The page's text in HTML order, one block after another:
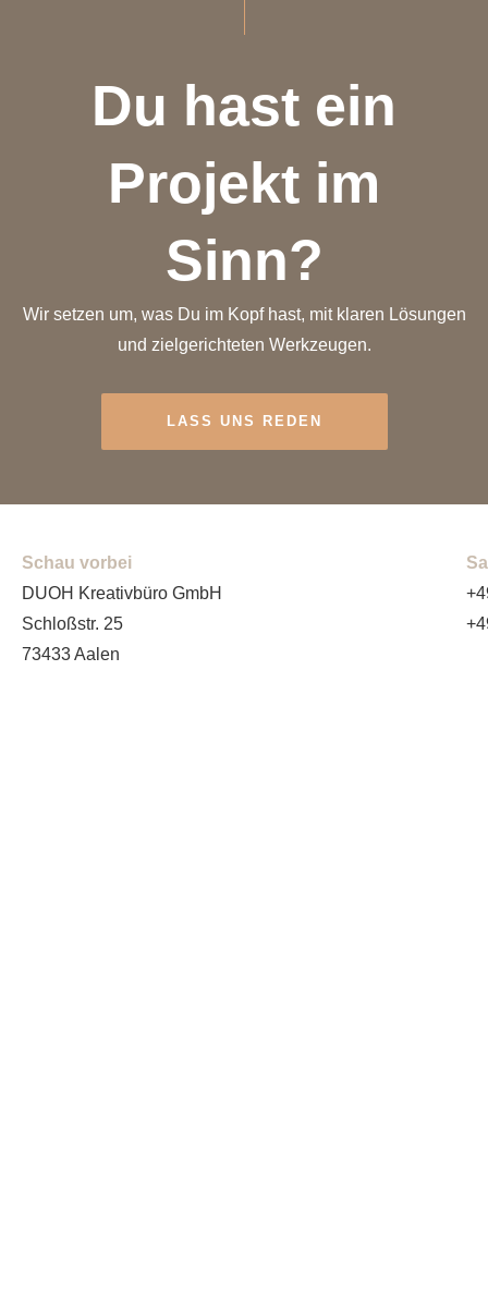
Du hast ein
Projekt im
Sinn?
Wir setzen um, was Du im Kopf hast, mit klaren Lösungen
und zielgerichteten Werkzeugen.
LASS UNS REDEN
Schau vorbei
DUOH Kreativbüro GmbH
Schloßstr. 25
73433 Aalen